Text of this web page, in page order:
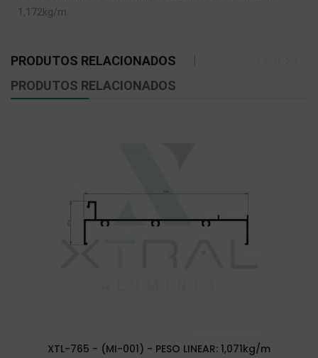
1,172kg/m.
PRODUTOS RELACIONADOS
PRODUTOS RELACIONADOS
XTL-765 - (MI-001) - PESO LINEAR: 1,071kg/m